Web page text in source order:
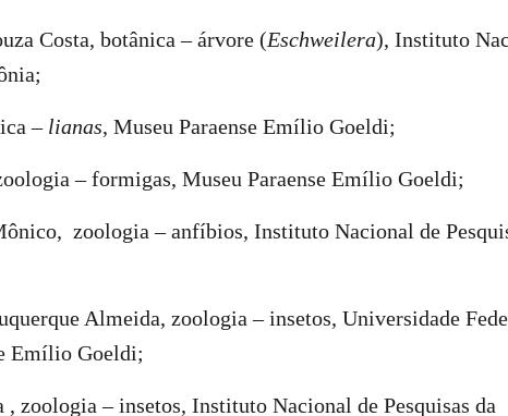
Costa, botânica – árvore (Eschweilera), Instituto
– lianas, Museu Paraense Emílio Goeldi;
– formigas, Museu Paraense Emílio Goeldi;
zoologia – anfíbios, Instituto Nacional de
Almeida, zoologia – insetos, Universidade
Emílio Goeldi;
, zoologia – insetos, Instituto Nacional de Pesquisas da